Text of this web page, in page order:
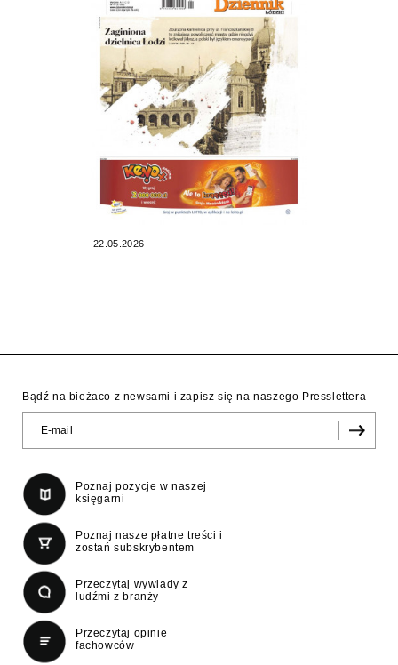
22.05.2026
Bądź na bieżaco z newsami i zapisz się na naszego Presslettera
Poznaj pozycje w naszej
księgarni
Poznaj nasze płatne treści i
zostań subskrybentem
Przeczytaj wywiady z
ludźmi z branży
Przeczytaj opinie
fachowców